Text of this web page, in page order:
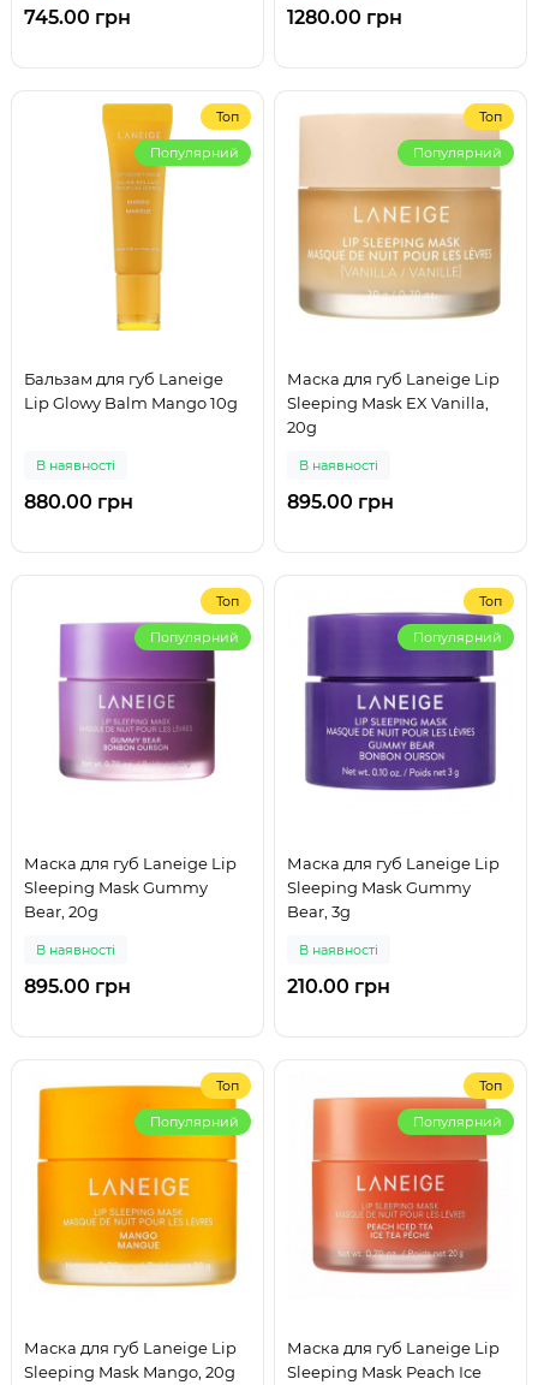
745.00 грн 1280.00 грн
Топ
Популярний
Бальзам для губ Laneige
Lip Glowy Balm Mango 10g
В наявності
880.00 грн
Топ
Популярний
Маска для губ Laneige Lip
Sleeping Mask EX Vanilla,
20g
В наявності
895.00 грн
Топ
Популярний
Маска для губ Laneige Lip
Sleeping Mask Gummy
Bear, 20g
В наявності
895.00 грн
Топ
Популярний
Маска для губ Laneige Lip
Sleeping Mask Gummy
Bear, 3g
В наявності
210.00 грн
Топ
Популярний
Маска для губ Laneige Lip
Sleeping Mask Mango, 20g
Топ
Популярний
Маска для губ Laneige Lip
Sleeping Mask Peach Ice